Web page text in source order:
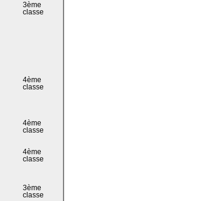
3ème
classe
4ème
classe
4ème
classe
4ème
classe
3ème
classe